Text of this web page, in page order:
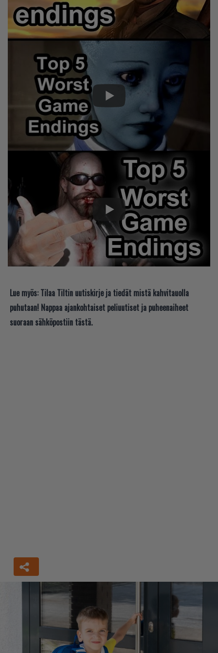
Lue myös: Tilaa Tiltin uutiskirje ja tiedät mistä kahvitauolla
puhutaan! Nappaa ajankohtaiset peliuutiset ja puheenaiheet
suoraan sähköpostiin tästä.